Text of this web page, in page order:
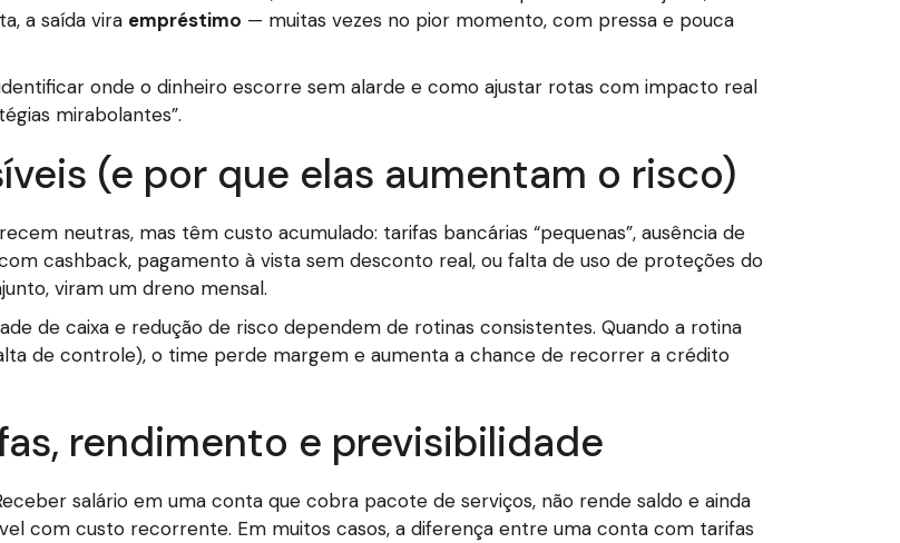
a saída vira empréstimo — muitas vezes no pior momento, com pressa e pouca
onde o dinheiro escorre sem alarde e como ajustar rotas com impacto real
mirabolantes”.
(e por que elas aumentam o risco)
neutras, mas têm custo acumulado: tarifas bancárias “pequenas”, ausência de
cashback, pagamento à vista sem desconto real, ou falta de uso de proteções do
viram um dreno mensal.
de caixa e redução de risco dependem de rotinas consistentes. Quando a rotina
de controle), o time perde margem e aumenta a chance de recorrer a crédito
rendimento e previsibilidade
salário em uma conta que cobra pacote de serviços, não rende saldo e ainda
com custo recorrente. Em muitos casos, a diferença entre uma conta com tarifas